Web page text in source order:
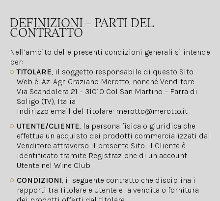
DEFINIZIONI – PARTI DEL
CONTRATTO
Nell’ambito delle presenti condizioni generali si intende
per:
TITOLARE, il soggetto responsabile di questo Sito
Web è: Az. Agr. Graziano Merotto, nonché Venditore.
Via Scandolera 21 – 31010 Col San Martino – Farra di
Soligo (TV), Italia
Indirizzo email del Titolare: merotto@merotto.it
UTENTE/CLIENTE, la persona fisica o giuridica che
effettua un acquisto dei prodotti commercializzati dal
Venditore attraverso il presente Sito. Il Cliente è
identificato tramite Registrazione di un account
Utente nel Wine Club
CONDIZIONI, il seguente contratto che disciplina i
rapporti tra Titolare e Utente e la vendita o fornitura